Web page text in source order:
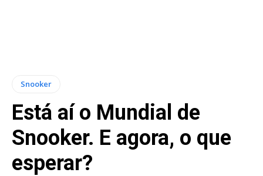
Snooker
Está aí o Mundial de
Snooker. E agora, o que
esperar?